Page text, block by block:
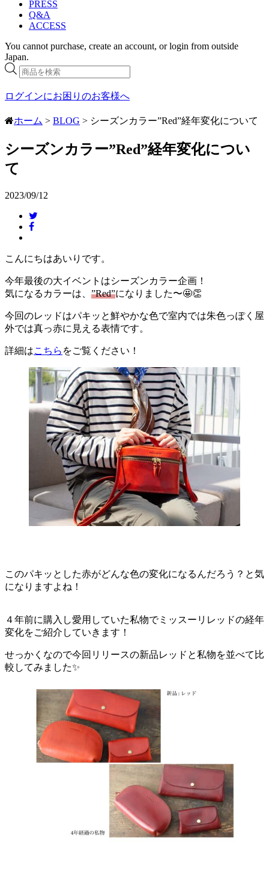
PRESS
Q&A
ACCESS
You cannot purchase, create an account, or login from outside
Japan.
商
品
検
ログインにお困りのお客様へ
ホーム > BLOG > シーズンカラー”Red”経年変化について
シーズンカラー”Red”経年変化につい
て
2023/09/12
こんにちはあいりです。
今年最後の大イベントはシーズンカラー企画！
気になるカラーは、 ”Red”になりました〜🤩👏
今回のレッドはパキッと鮮やかな色で室内では朱色っぽく屋
外では真っ赤に見える表情です。
詳細はこちら をご覧ください！
このパキッとした赤がどんな色の変化になるんだろう？と気
になりますよね！
４年前に購入し愛用していた私物でミッスーリレッドの経年
変化をご紹介していきます！
せっかくなので今回リリースの新品レッドと私物を並べて比
較してみました✨